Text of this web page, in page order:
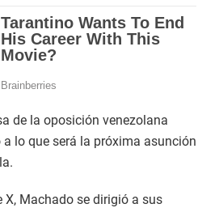
de la oposición venezolana
lo que será la próxima asunción
X, Machado se dirigió a sus